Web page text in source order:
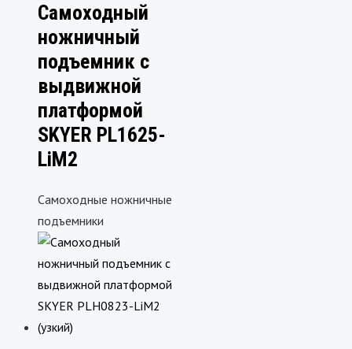
Самоходный
ножничный
подъемник с
выдвижной
платформой
SKYER PL1625-
LiM2
Самоходные ножничные
подъемники